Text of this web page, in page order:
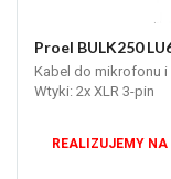
Proel BULK250
Kabel do mikrofonu i
Wtyki: 2x XLR 3-pin
REALIZUJEMY